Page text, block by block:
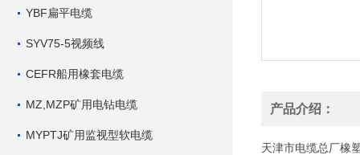
YBF扁平电缆
SYV75-5视频线
CEFR船用橡套电缆
MZ,MZP矿用电钻电缆
MYPTJ矿用监视型软电缆
产品介绍：
天津市电缆总厂橡